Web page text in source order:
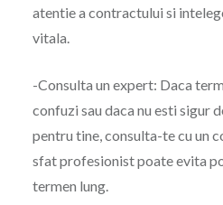
atentie a contractului si
vitala.
-Consulta un expert: Daca
confuzi sau daca nu esti sigur
pentru tine, consulta-te cu un
sfat profesionist poate evita
termen lung.